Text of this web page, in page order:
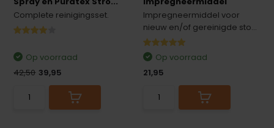
Complete reinigingsset.
Op voorraad
42,50 39,95
Impregneermiddel voor
nieuw en/of gereinigde sto...
Op voorraad
21,95